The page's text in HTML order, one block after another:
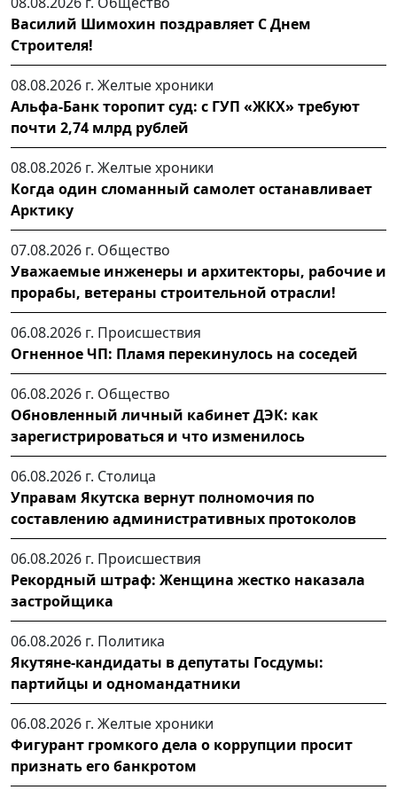
Василий Шимохин поздравляет С Днем
Строителя!
08.08.2026 г. Желтые хроники
Альфа-Банк торопит суд: с ГУП «ЖКХ» требуют
почти 2,74 млрд рублей
08.08.2026 г. Желтые хроники
Когда один сломанный самолет останавливает
Арктику
07.08.2026 г. Общество
Уважаемые инженеры и архитекторы, рабочие и
прорабы, ветераны строительной отрасли!
06.08.2026 г. Происшествия
Огненное ЧП: Пламя перекинулось на соседей
06.08.2026 г. Общество
Обновленный личный кабинет ДЭК: как
зарегистрироваться и что изменилось
06.08.2026 г. Столица
Управам Якутска вернут полномочия по
составлению административных протоколов
06.08.2026 г. Происшествия
Рекордный штраф: Женщина жестко наказала
застройщика
06.08.2026 г. Политика
Якутяне-кандидаты в депутаты Госдумы:
партийцы и одномандатники
06.08.2026 г. Желтые хроники
Фигурант громкого дела о коррупции просит
признать его банкротом